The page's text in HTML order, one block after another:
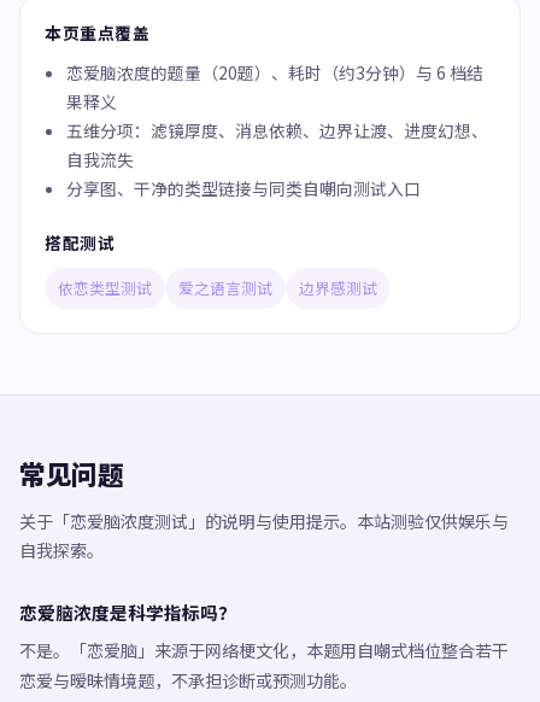
本页重点覆盖
恋爱脑浓度的题量（20题）、耗时（约3分钟）与 6 档结
果释义
五维分项：滤镜厚度、消息依赖、边界让渡、进度幻想、
自我流失
分享图、干净的类型链接与同类自嘲向测试入口
搭配测试
依恋类型测试 爱之语言测试 边界感测试
常见问题
关于「恋爱脑浓度测试」的说明与使用提示。本站测验仅供娱乐与
自我探索。
恋爱脑浓度是科学指标吗？
不是。「恋爱脑」来源于网络梗文化，本题用自嘲式档位整合若干
恋爱与暧昧情境题，不承担诊断或预测功能。